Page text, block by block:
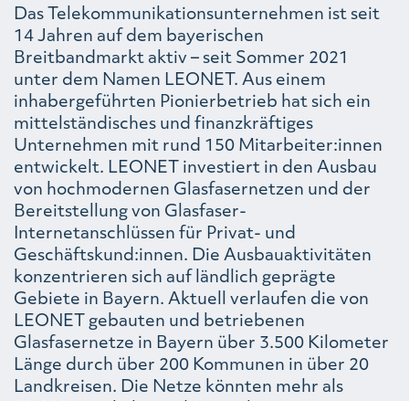
Das Telekommunikationsunternehmen ist seit
14 Jahren auf dem bayerischen
Breitbandmarkt aktiv – seit Sommer 2021
unter dem Namen LEONET. Aus einem
inhabergeführten Pionierbetrieb hat sich ein
mittelständisches und finanzkräftiges
Unternehmen mit rund 150 Mitarbeiter:innen
entwickelt. LEONET investiert in den Ausbau
von hochmodernen Glasfasernetzen und der
Bereitstellung von Glasfaser-
Internetanschlüssen für Privat- und
Geschäftskund:innen. Die Ausbauaktivitäten
konzentrieren sich auf ländlich geprägte
Gebiete in Bayern. Aktuell verlaufen die von
LEONET gebauten und betriebenen
Glasfasernetze in Bayern über 3.500 Kilometer
Länge durch über 200 Kommunen in über 20
Landkreisen. Die Netze könnten mehr als